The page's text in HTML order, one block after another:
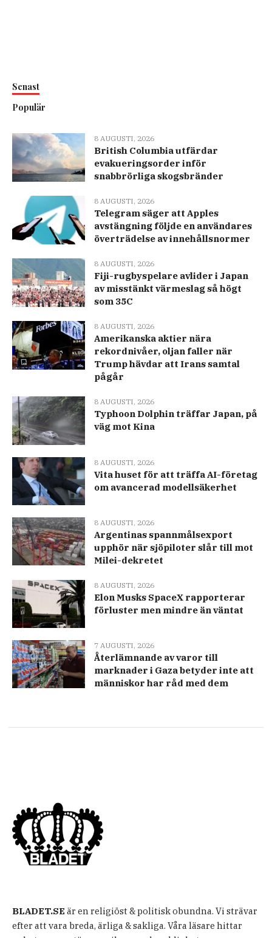
Senast
Populär
8 AUGUSTI, 2026
British Columbia utfärdar
evakueringsorder inför
snabbrörliga skogsbränder
8 AUGUSTI, 2026
Telegram säger att Apples
avstängning följde en användares
överträdelse av innehållsnormer
8 AUGUSTI, 2026
Fiji-rugbyspelare avlider i Japan
av misstänkt värmeslag så högt
som 35C
8 AUGUSTI, 2026
Amerikanska aktier nära
rekordnivåer, oljan faller när
Trump hävdar att Irans samtal
pågår
8 AUGUSTI, 2026
Typhoon Dolphin träffar Japan, på
väg mot Kina
8 AUGUSTI, 2026
Vita huset för att träffa AI-företag
om avancerad modellsäkerhet
8 AUGUSTI, 2026
Argentinas spannmålsexport
upphör när sjöpiloter slår till mot
Milei-dekretet
8 AUGUSTI, 2026
Elon Musks SpaceX rapporterar
förluster men mindre än väntat
7 AUGUSTI, 2026
Återlämnande av varor till
marknader i Gaza betyder inte att
människor har råd med dem
BLADET.SE är en religiöst & politisk obundna. Vi strävar
efter att vara breda, ärliga & sakliga. Våra läsare hittar